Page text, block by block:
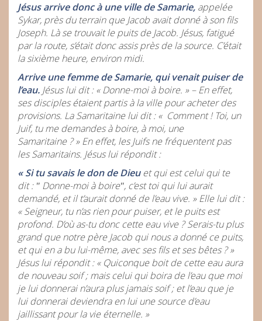
Jésus arrive donc à une ville de Samarie, appelée
Sykar, près du terrain que Jacob avait donné à son fils
Joseph. Là se trouvait le puits de Jacob. Jésus, fatigué
par la route, s’était donc assis près de la source. C’était
la sixième heure, environ midi.
Arrive une femme de Samarie, qui venait puiser de
l’eau. Jésus lui dit : « Donne-moi à boire. » – En effet,
ses disciples étaient partis à la ville pour acheter des
provisions. La Samaritaine lui dit : « Comment ! Toi, un
Juif, tu me demandes à boire, à moi, une
Samaritaine ? » En effet, les Juifs ne fréquentent pas
les Samaritains. Jésus lui répondit :
« Si tu savais le don de Dieuet qui est celui qui te
dit : ʺ Donne-moi à boireʺ, c’est toi qui lui aurait
demandé, et il t’aurait donné de l’eau vive. » Elle lui dit :
« Seigneur, tu n’as rien pour puiser, et le puits est
profond. D’où as-tu donc cette eau vive ? Serais-tu plus
grand que notre père Jacob qui nous a donné ce puits,
et qui en a bu lui-même, avec ses fils et ses bêtes ? »
Jésus lui répondit : « Quiconque boit de cette eau aura
de nouveau soif ; mais celui qui boira de l’eau que moi
je lui donnerai n’aura plus jamais soif ; et l’eau que je
lui donnerai deviendra en lui une source d’eau
jaillissant pour la vie éternelle. »